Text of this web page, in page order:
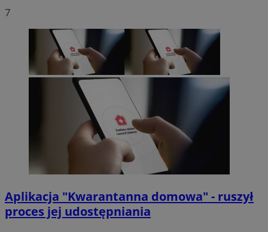
7
Aplikacja "Kwarantanna domowa" - ruszył
proces jej udostępniania